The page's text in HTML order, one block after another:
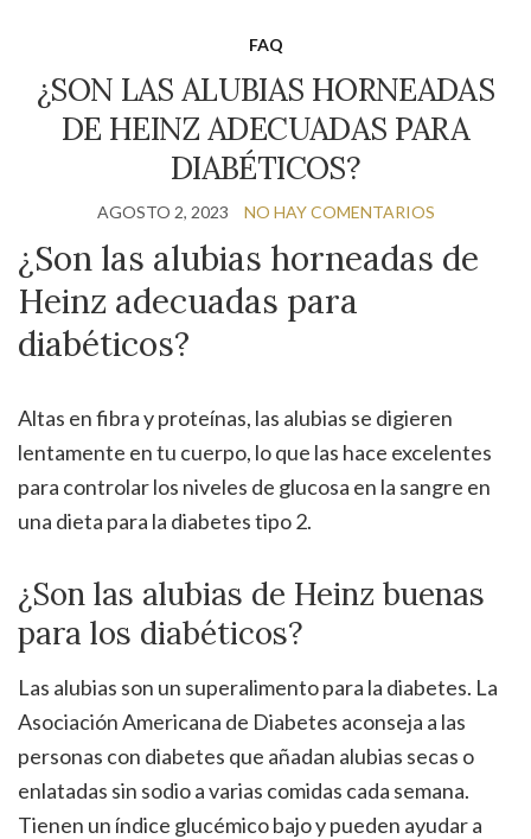
FAQ
¿SON LAS ALUBIAS HORNEADAS
DE HEINZ ADECUADAS PARA
DIABÉTICOS?
AGOSTO 2, 2023 NO HAY COMENTARIOS
¿Son las alubias horneadas de
Heinz adecuadas para
diabéticos?
Altas en fibra y proteínas, las alubias se digieren
lentamente en tu cuerpo, lo que las hace excelentes
para controlar los niveles de glucosa en la sangre en
una dieta para la diabetes tipo 2.
¿Son las alubias de Heinz buenas
para los diabéticos?
Las alubias son un superalimento para la diabetes. La
Asociación Americana de Diabetes aconseja a las
personas con diabetes que añadan alubias secas o
enlatadas sin sodio a varias comidas cada semana.
Tienen un índice glucémico bajo y pueden ayudar a